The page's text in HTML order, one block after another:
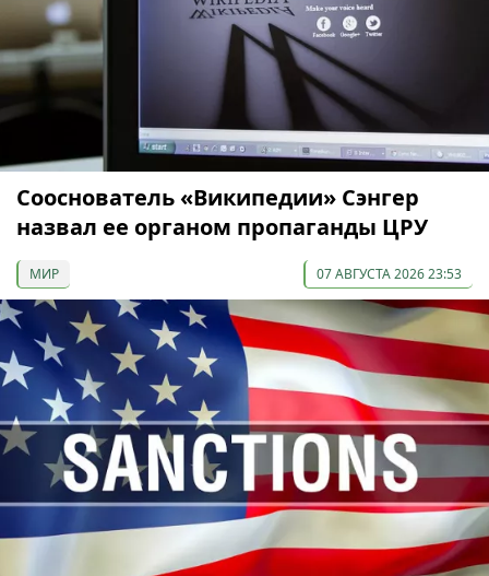
Сооснователь «Википедии» Сэнгер
назвал ее органом пропаганды ЦРУ
МИР 07 АВГУСТА 2026 23:53